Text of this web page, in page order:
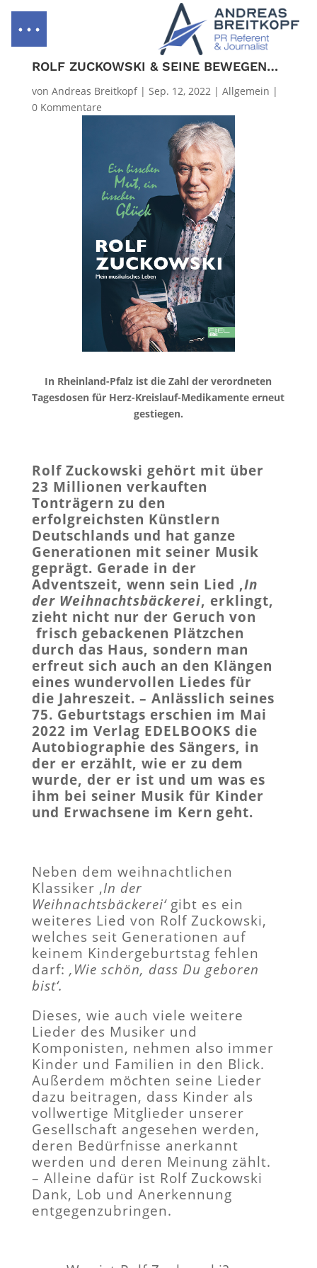
ROLF ZUCKOWSKI & SEINE BEWEGENDE AUTOBIOGRAPHIE „EIN BISSCHEN MUT, EIN BISSCHEN GLÜCK“
von Andreas Breitkopf| Sep. 12, 2022| Allgemein |
0 Kommentare
In Rheinland-Pfalz ist die Zahl der verordneten
Tagesdosen für Herz-Kreislauf-Medikamente erneut
gestiegen.
Rolf Zuckowski gehört mit über
23 Millionen verkauften
Tonträgern zu den
erfolgreichsten Künstlern
Deutschlands und hat ganze
Generationen mit seiner Musik
geprägt. Gerade in der
Adventszeit, wenn sein Lied ‚In
der Weihnachtsbäckerei‚ erklingt,
zieht nicht nur der Geruch von
frisch gebackenen Plätzchen
durch das Haus, sondern man
erfreut sich auch an den Klängen
eines wundervollen Liedes für
die Jahreszeit. – Anlässlich seines
75. Geburtstags erschien im Mai
2022 im Verlag EDELBOOKS die
Autobiographie des Sängers, in
der er erzählt, wie er zu dem
wurde, der er ist und um was es
ihm bei seiner Musik für Kinder
und Erwachsene im Kern geht.
Neben dem weihnachtlichen
Klassiker ‚In der
Weihnachtsbäckerei‘gibt es ein
weiteres Lied von Rolf Zuckowski,
welches seit Generationen auf
keinem Kindergeburtstag fehlen
darf: ‚Wie schön, dass Du geboren
bist‘.
Dieses, wie auch viele weitere
Lieder des Musiker und
Komponisten, nehmen also immer
Kinder und Familien in den Blick.
Außerdem möchten seine Lieder
dazu beitragen, dass Kinder als
vollwertige Mitglieder unserer
Gesellschaft angesehen werden,
deren Bedürfnisse anerkannt
werden und deren Meinung zählt.
– Alleine dafür ist Rolf Zuckowski
Dank, Lob und Anerkennung
entgegenzubringen.